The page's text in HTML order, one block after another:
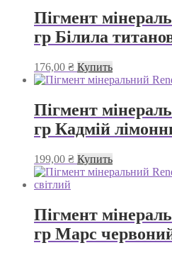
Пігмент
гр Білила
176,00 ₴ Купить
Пігмент
гр Кадмій
199,00 ₴ Купить
Пігмент
гр Марс